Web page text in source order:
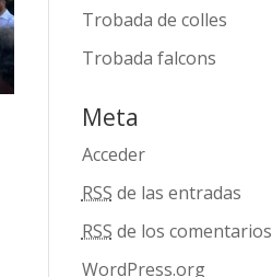
Trobada de colles
Trobada falcons
Meta
Acceder
RSS de las entradas
RSS de los comentarios
WordPress.org